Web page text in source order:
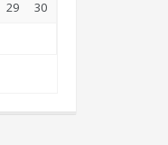
29
30